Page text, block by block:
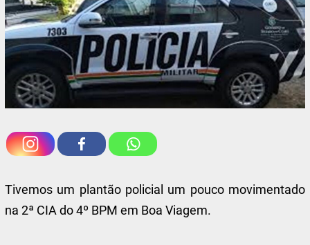
Tivemos um plantão policial um pouco movimentado
na 2ª CIA do 4º BPM em Boa Viagem.